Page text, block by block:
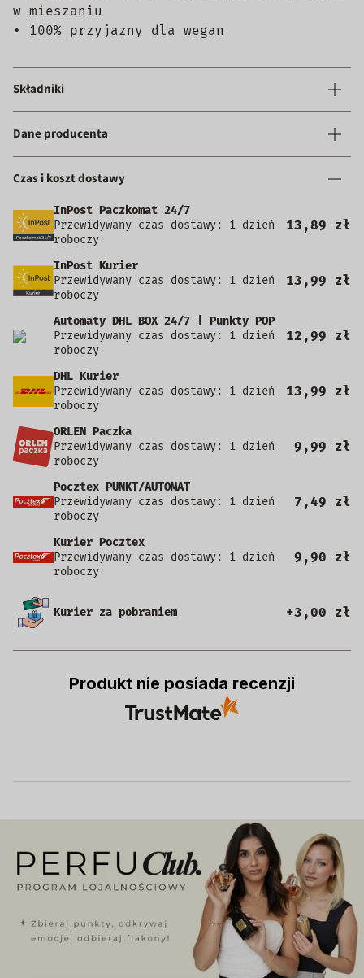
w mieszaniu
• 100% przyjazny dla wegan
Składniki
Dane producenta
Czas i koszt dostawy
InPost Paczkomat 24/7
Przewidywany czas dostawy: 1 dzień
roboczy
13,89 zł
InPost Kurier
Przewidywany czas dostawy: 1 dzień
roboczy
13,99 zł
Automaty DHL BOX 24/7 | Punkty POP
Przewidywany czas dostawy: 1 dzień
roboczy
12,99 zł
DHL Kurier
Przewidywany czas dostawy: 1 dzień
roboczy
13,99 zł
ORLEN Paczka
Przewidywany czas dostawy: 1 dzień
roboczy
9,99 zł
Pocztex PUNKT/AUTOMAT
Przewidywany czas dostawy: 1 dzień
roboczy
7,49 zł
Kurier Pocztex
Przewidywany czas dostawy: 1 dzień
roboczy
9,90 zł
Kurier za pobraniem +3,00 zł
Produkt nie posiada recenzji